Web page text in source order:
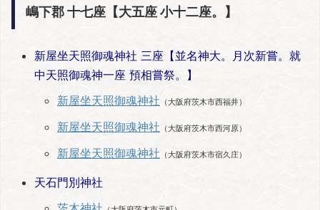
嶋下郡 十七座【大五座 小十二座。】
新屋坐天照御魂神社 三座【並名神大。月次新嘗。就
中天照御魂神一座 預相嘗祭。】
新屋坐天照御魂神社 （大阪府茨木市西福井）
新屋坐天照御魂神社 （大阪府茨木市西河原）
新屋坐天照御魂神社 （大阪府茨木市宿久庄）
天石門別神社